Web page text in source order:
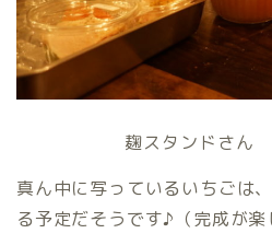
麹スタンドさん
真ん中に写っているいちごは
る予定だそうです♪（完成が楽